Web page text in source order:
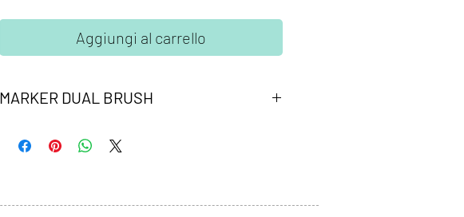
Aggiungi al carrello
MARKER DUAL BRUSH
la punta fine è perfetta per tracciare linee precise, la